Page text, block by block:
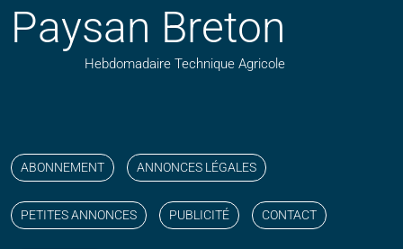
Paysan Breton
Hebdomadaire Technique Agricole
ABONNEMENT ANNONCES LÉGALES
PETITES ANNONCES PUBLICITÉ CONTACT